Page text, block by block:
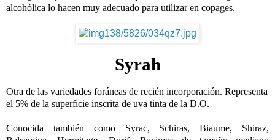
alcohólica lo hacen muy adecuado para utilizar en copages.
Syrah
Otra de las variedades foráneas de recién incorporación. Representa
el 5% de la superficie inscrita de uva tinta de la D.O.
Conocida también como Syrac, Schiras, Biaume, Shiraz,